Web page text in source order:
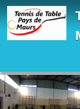
Panneau de